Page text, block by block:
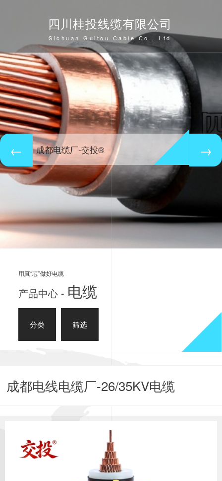
四川桂投线缆有限公司
Sichuan Guitou Cable Co., Ltd
成都电缆厂-交投®
用真“芯”做好电缆
产品中心 - 电缆
分类 筛选
成都电线电缆厂-26/35KV电缆